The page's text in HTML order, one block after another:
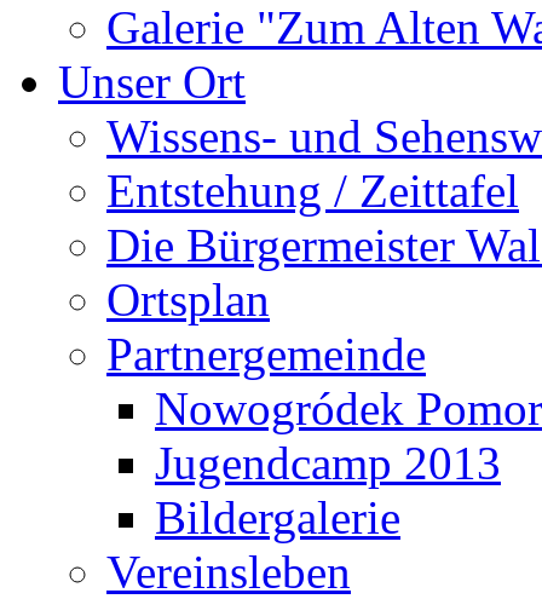
Galerie "Zum Alten
Unser Ort
Wissens- und
Entstehung / Zeittafel
Die Bürgermeister
Ortsplan
Partnergemeinde
Nowogródek
Jugendcamp 2013
Bildergalerie
Vereinsleben